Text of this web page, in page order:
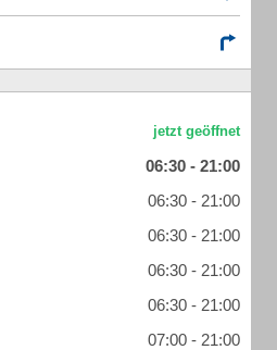
06:30 - 21:00
06:30 - 21:00
06:30 - 21:00
06:30 - 21:00
06:30 - 21:00
07:00 - 21:00